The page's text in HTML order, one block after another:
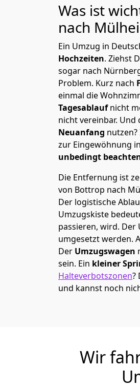
Was ist
nach
Ein Umzug in
Hochzeiten. Ziehst
sogar nach
Problem. Kurz nach
einmal die
Tagesablaufnicht
nicht vereinbar. Und
Neuanfang
zur Eingewöhnung
unbedingt
Die Entfernung ist
von Bottrop nach
Der logistische
Umzugskiste
passieren, wird. Der
umgesetzt werden.
Der Umzugswagen
sein. Ein kleiner
Halteverbotszonen?
und kannst noch
Wir